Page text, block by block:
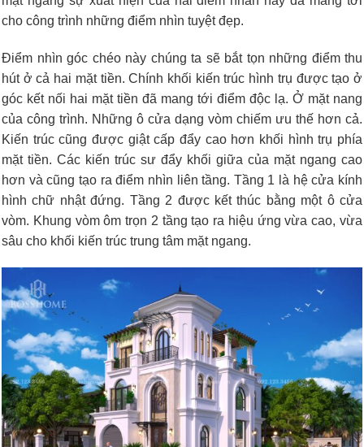
cho công trình những điểm nhìn tuyệt đẹp.
Điểm nhìn góc chéo này chúng ta sẽ bắt tọn những điểm thu
hút ở cả hai mặt tiền. Chính khối kiến trúc hình trụ được tạo ở
góc kết nối hai mặt tiền đã mang tới điểm độc lạ. Ở mặt nang
của công trình. Những ô cửa dạng vòm chiếm ưu thế hơn cả.
Kiến trúc cũng được giật cấp đẩy cao hơn khối hình trụ phía
mặt tiền. Các kiến trúc sư đẩy khối giữa của mặt ngang cao
hơn và cũng tạo ra điểm nhìn liên tầng. Tầng 1 là hệ cửa kính
hình chữ nhật đứng. Tầng 2 được kết thúc bằng một ô cửa
vòm. Khung vòm ôm trọn 2 tầng tạo ra hiệu ứng vừa cao, vừa
sâu cho khối kiến trúc trung tâm mặt ngang.